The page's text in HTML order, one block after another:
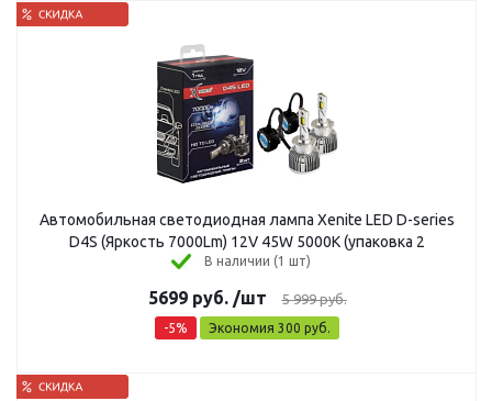
Автомобильная светодиодная лампа Xenite LED D-series
D4S (Яркость 7000Lm) 12V 45W 5000K (упаковка 2
В наличии (1 шт)
5699руб. /шт 5 999руб.
-5% Экономия 300 руб.